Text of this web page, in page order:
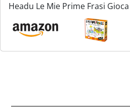
Headu Le Mie Prime Frasi
Frasi It25381 Gioco Educativo
Made In Italy